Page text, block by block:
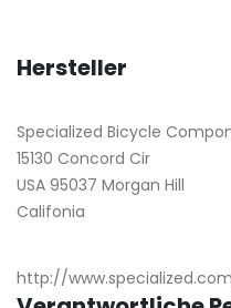
Hersteller
Specialized Bicycle
15130 Concord Cir
USA 95037 Morgan Hill
Califonia
http://